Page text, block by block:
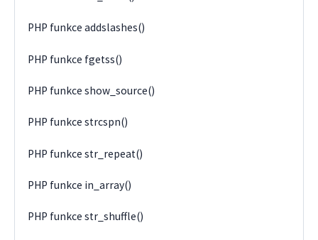
PHP funkce addslashes()
PHP funkce fgetss()
PHP funkce show_source()
PHP funkce strcspn()
PHP funkce str_repeat()
PHP funkce in_array()
PHP funkce str_shuffle()